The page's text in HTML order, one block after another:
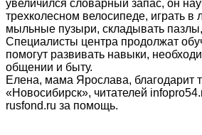
увеличился словарный запас, он
трехколесном велосипеде, играть в
мыльные пузыри, складывать пазлы,
Специалисты центра продолжат
помогут развивать навыки,
общении и быту.
Елена, мама Ярослава, благодарит
«Новосибирск», читателей
rusfond.ru за помощь.